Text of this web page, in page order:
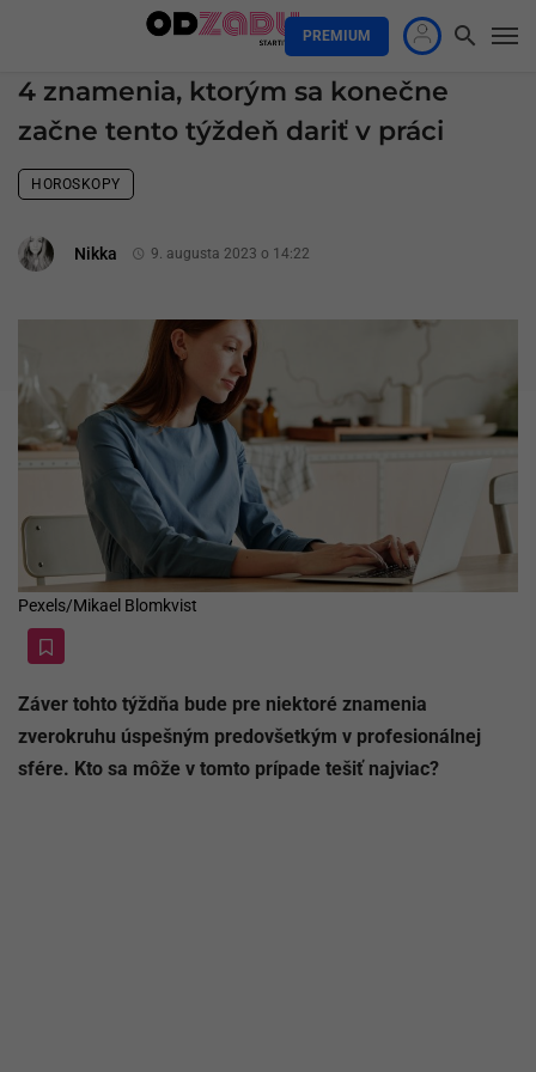
PREMIUM
4 znamenia, ktorým sa konečne
začne tento týždeň dariť v práci
HOROSKOPY
Nikka 9. augusta 2023 o 14:22
Pexels/Mikael Blomkvist
Záver tohto týždňa bude pre niektoré znamenia
zverokruhu úspešným predovšetkým v profesionálnej
sfére. Kto sa môže v tomto prípade tešiť najviac?